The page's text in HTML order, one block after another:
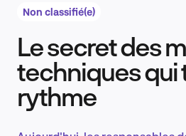
Recherche et
Non classifié(e)
Le secret des
techniques qui
rythme